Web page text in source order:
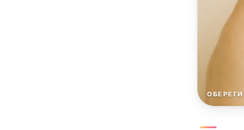
ОБЕРЕГИ